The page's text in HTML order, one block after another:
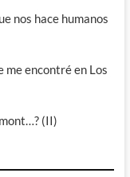
nos hace humanos
me encontré en Los
(II)